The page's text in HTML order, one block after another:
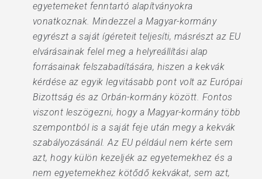
egyetemeket fenntartó alapítványokra
vonatkoznak. Mindezzel a Magyar-kormány
egyrészt a saját ígéreteit teljesíti, másrészt az EU
elvárásainak felel meg a helyreállítási alap
forrásainak felszabadítására, hiszen a kekvák
kérdése az egyik legvitásabb pont volt az Európai
Bizottság és az Orbán-kormány között. Fontos
viszont leszögezni, hogy a Magyar-kormány több
szempontból is a saját feje után megy a kekvák
szabályozásánál. Az EU például nem kérte sem
azt, hogy külön kezeljék az egyetemekhez és a
nem egyetemekhez kötődő kekvákat, sem azt,